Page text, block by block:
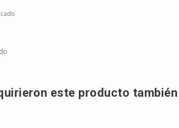
Sep 2023
el
este producto